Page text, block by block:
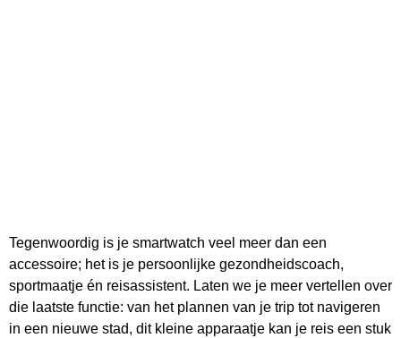
Tegenwoordig is je smartwatch veel meer dan een
accessoire; het is je persoonlijke gezondheidscoach,
sportmaatje én reisassistent. Laten we je meer vertellen over
die laatste functie: van het plannen van je trip tot navigeren
in een nieuwe stad, dit kleine apparaatje kan je reis een stuk